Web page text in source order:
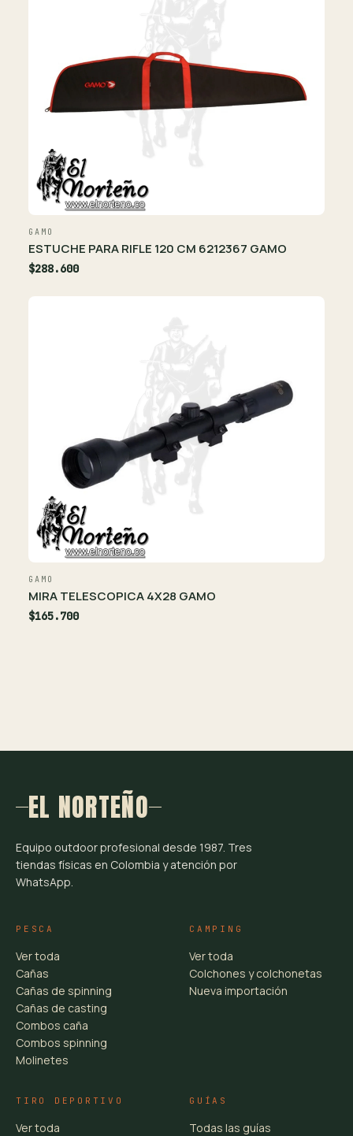
GAMO
ESTUCHE PARA RIFLE 120 CM 6212367 GAMO
$288.600
GAMO
MIRA TELESCOPICA 4X28 GAMO
$165.700
EL NORTEÑO
Equipo outdoor profesional desde 1987. Tres
tiendas físicas en Colombia y atención por
WhatsApp.
PESCA
Ver toda
Cañas
Cañas de spinning
Cañas de casting
Combos caña
Combos spinning
Molinetes
CAMPING
Ver toda
Colchones y colchonetas
Nueva importación
TIRO DEPORTIVO
Ver toda
GUÍAS
Todas las guías